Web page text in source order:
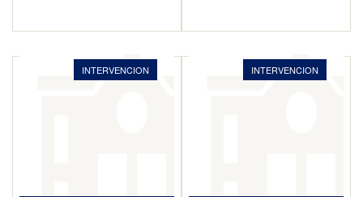
INTERVENCION INTERVENCION